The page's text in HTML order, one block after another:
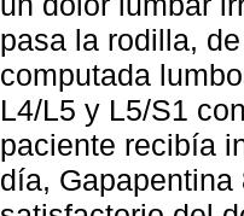
pasa la rodilla,
computada
L4/L5 y L5/S1
paciente recibía
día,